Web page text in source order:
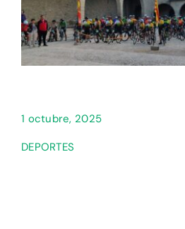
1 octubre, 2025
DEPORTES